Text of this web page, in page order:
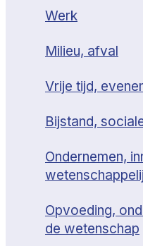
Werk
Milieu, afval
Vrije tijd,
Bijstand,
Ondernemen,
Opvoeding,
de wetenschap